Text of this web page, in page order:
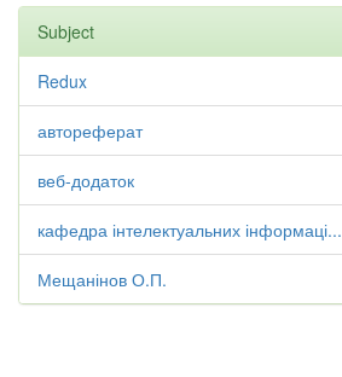
Subject
Redux
автореферат
веб-додаток
кафедра інтелектуальних інформаці...
Мещанінов О.П.